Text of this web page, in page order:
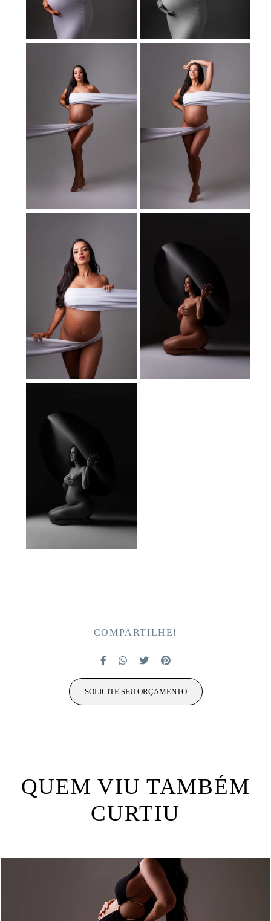
COMPARTILHE!
SOLICITE SEU ORÇAMENTO
QUEM VIU TAMBÉM
CURTIU